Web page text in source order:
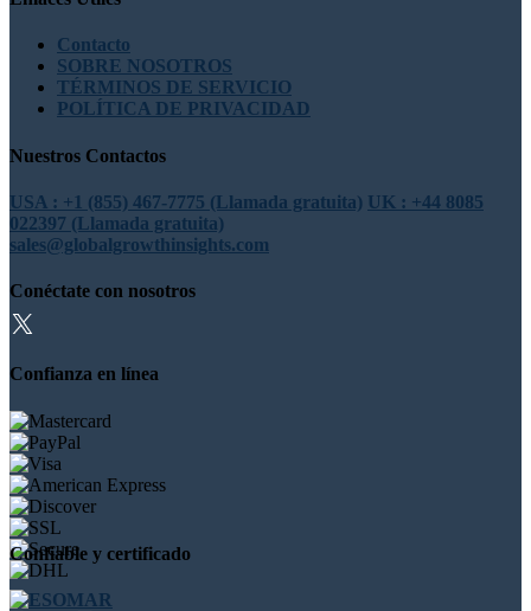
Contacto
SOBRE NOSOTROS
TÉRMINOS DE SERVICIO
POLÍTICA DE PRIVACIDAD
Nuestros Contactos
USA : +1 (855) 467-7775 (Llamada gratuita) UK : +44 8085
022397 (Llamada gratuita)
sales@globalgrowthinsights.com
Conéctate con nosotros
Confianza en línea
Confiable y certificado